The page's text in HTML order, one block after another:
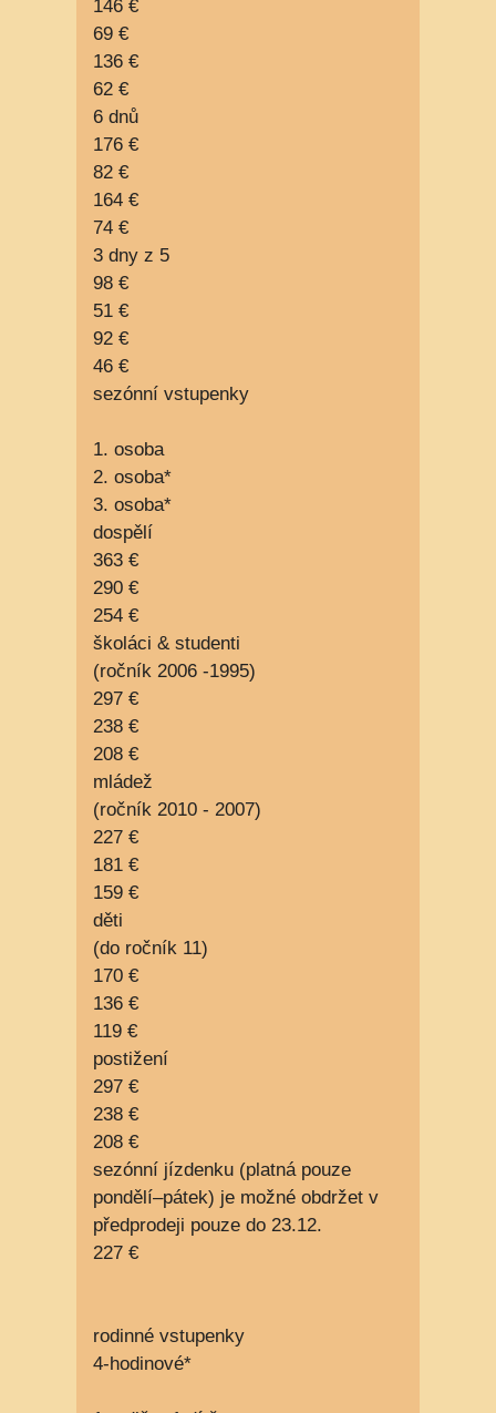
146 €
69 €
136 €
62 €
6 dnů
176 €
82 €
164 €
74 €
3 dny z 5
98 €
51 €
92 €
46 €
sezónní vstupenky
1. osoba
2. osoba*
3. osoba*
dospělí
363 €
290 €
254 €
školáci & studenti
(ročník 2006 -1995)
297 €
238 €
208 €
mládež
(ročník 2010 - 2007)
227 €
181 €
159 €
děti
(do ročník 11)
170 €
136 €
119 €
postižení
297 €
238 €
208 €
sezónní jízdenku (platná pouze
pondělí–pátek) je možné obdržet v
předprodeji pouze do 23.12.
227 €
rodinné vstupenky
4-hodinové*